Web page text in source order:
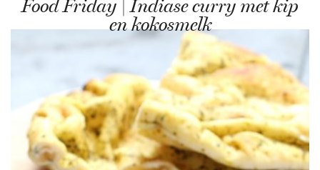
Food Friday | Indiase curry met kip
en kokosmelk